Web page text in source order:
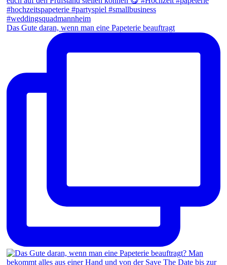
Das Gute daran, wenn man eine Papeterie beauftragt